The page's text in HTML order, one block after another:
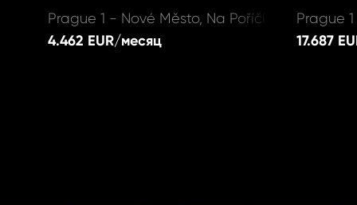
Prague 1 - Nové Město, Na Poříčí
4.462 EUR/месяц
Prague
17.687